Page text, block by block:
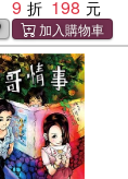
9 198